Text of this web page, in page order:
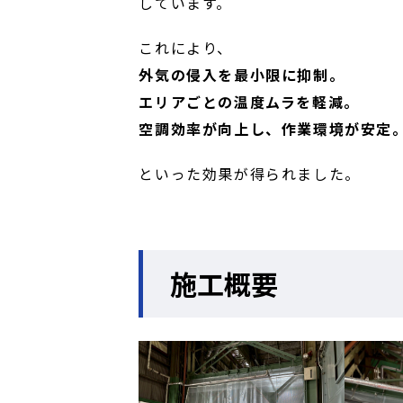
これにより、
外気の侵入を最小限に抑制。
エリアごとの温度ムラを軽減。
空調効率が向上し、作業環境が安定
といった効果が得られました。
施工概要